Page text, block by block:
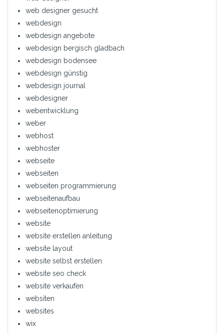
web designer gesucht
webdesign
webdesign angebote
webdesign bergisch gladbach
webdesign bodensee
webdesign günstig
webdesign journal
webdesigner
webentwicklung
weber
webhost
webhoster
webseite
webseiten
webseiten programmierung
webseitenaufbau
webseitenoptimierung
website
website erstellen anleitung
website layout
website selbst erstellen
website seo check
website verkaufen
websiten
websites
wix